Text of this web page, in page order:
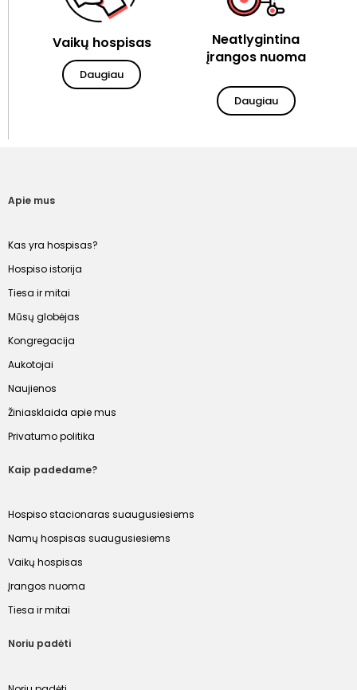
Vaikų hospisas
Daugiau
Neatlygintina
įrangos nuoma
Daugiau
Apie mus
Kas yra hospisas?
Hospiso istorija
Tiesa ir mitai
Mūsų globėjas
Kongregacija
Aukotojai
Naujienos
Žiniasklaida apie mus
Privatumo politika
Kaip padedame?
Hospiso stacionaras suaugusiesiems
Namų hospisas suaugusiesiems
Vaikų hospisas
Įrangos nuoma
Tiesa ir mitai
Noriu padėti